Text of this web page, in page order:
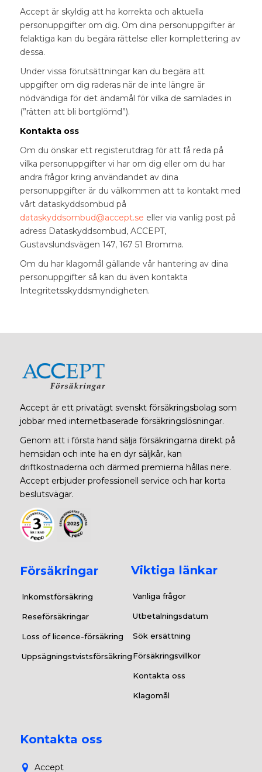
Accept är skyldig att ha korrekta och aktuella
personuppgifter om dig. Om dina personuppgifter är
felaktiga kan du begära rättelse eller komplettering av
dessa.
Under vissa förutsättningar kan du begära att
uppgifter om dig raderas när de inte längre är
nödvändiga för det ändamål för vilka de samlades in
(”rätten att bli bortglömd”).
Kontakta oss
Om du önskar ett registerutdrag för att få reda på
vilka personuppgifter vi har om dig eller om du har
andra frågor kring användandet av dina
personuppgifter är du välkommen att ta kontakt med
vårt dataskyddsombud på
dataskyddsombud@accept.se eller via vanlig post på
adress Dataskyddsombud, ACCEPT,
Gustavslundsvägen 147, 167 51 Bromma.
Om du har klagomål gällande vår hantering av dina
personuppgifter så kan du även kontakta
Integritetsskyddsmyndigheten.
Accept är ett privatägt svenskt försäkringsbolag som
jobbar med internetbaserade försäkringslösningar.
Genom att i första hand sälja försäkringarna direkt på
hemsidan och inte ha en dyr säljkår, kan
driftkostnaderna och därmed premierna hållas nere.
Accept erbjuder professionell service och har korta
beslutsvägar.
Försäkringar
Inkomstförsäkring
Reseförsäkringar
Loss of licence-försäkring
Uppsägningstvistsförsäkring
Viktiga länkar
Vanliga frågor
Utbetalningsdatum
Sök ersättning
Försäkringsvillkor
Kontakta oss
Klagomål
Kontakta oss
Accept